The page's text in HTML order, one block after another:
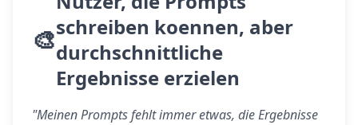
🎨schreiben koennen, aber
durchschnittliche
Ergebnisse erzielen
"Meinen Prompts fehlt immer etwas, die Ergebnisse